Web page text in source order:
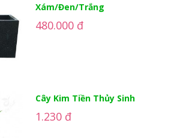
Xám/Đen/Trắng
480.000 đ
Cây Kim Tiền Thủy Sinh
1.230 đ